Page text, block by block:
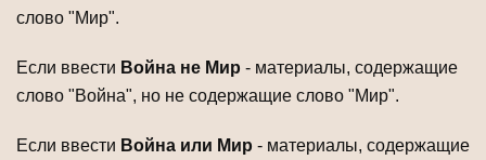
слово "Мир".
Если ввести Война не Мир - материалы, содержащие
слово "Война", но не содержащие слово "Мир".
Если ввести Война или Мир - материалы, содержащие